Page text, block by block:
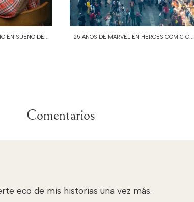
EN SUEÑO DE... 25 AÑOS DE MARVEL EN HEROES COMIC C...
Comentarios
eco de mis historias una vez más.